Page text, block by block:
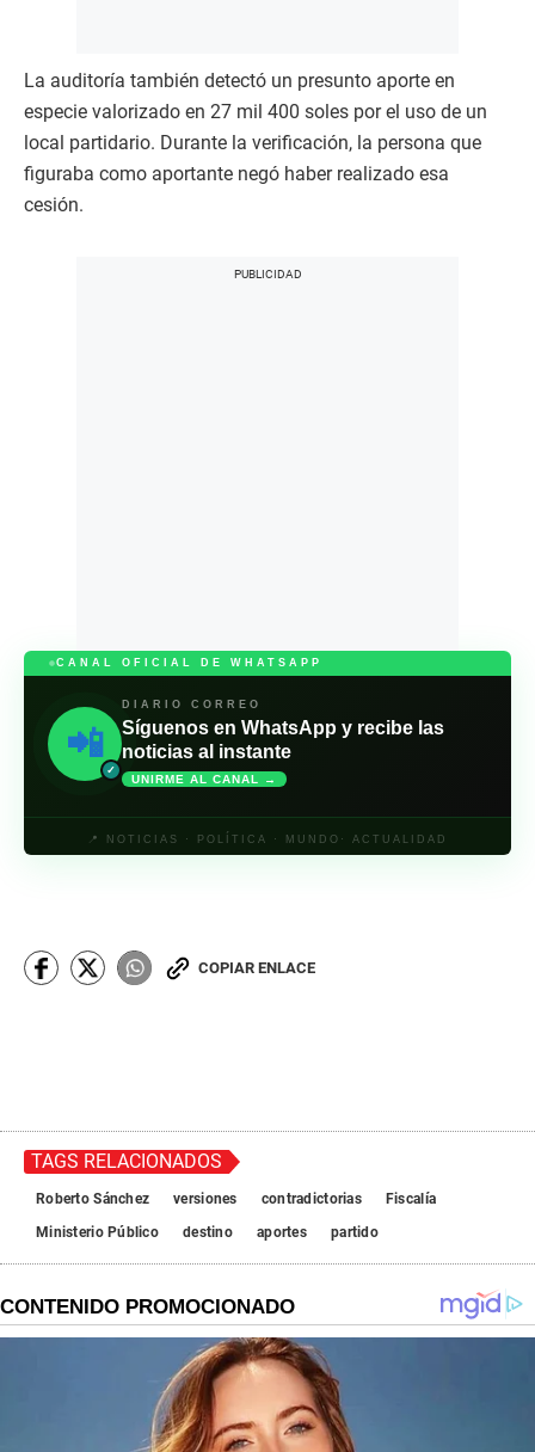
La auditoría también detectó un presunto aporte en
especie valorizado en 27 mil 400 soles por el uso de un
local partidario. Durante la verificación, la persona que
figuraba como aportante negó haber realizado esa
cesión.
CANAL OFICIAL DE WHATSAPP
📲
✓
DIARIO CORREO
Síguenos en WhatsApp y recibe las
noticias al instante
UNIRME AL CANAL →
📍 NOTICIAS · POLÍTICA · MUNDO· ACTUALIDAD
COPIAR ENLACE
TAGS RELACIONADOS
Roberto Sánchez versiones contradictorias
Fiscalía
Ministerio Público
destino aportes partido